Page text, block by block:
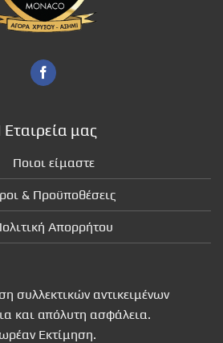
Εταιρεία μας
Ποιοι είμαστε
& Προϋποθέσεις
Απορρήτου
συλλεκτικών αντικειμένων
και απόλυτη ασφάλεια.
Εκτίμηση.